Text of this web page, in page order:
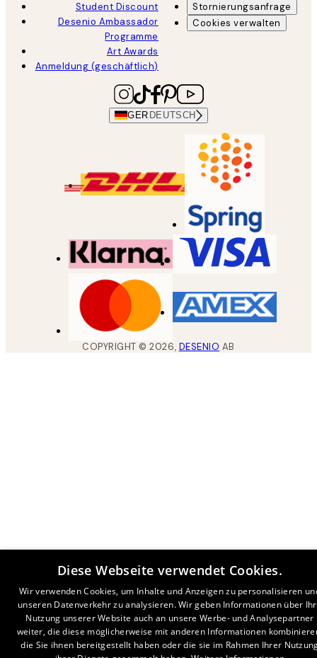
Student Discount
Desenio Ambassador
Programme
Art Awards
Anmeldung (geschäftlich)
Stornierungsanfrage
Cookies verwalten
GER DEUTSCH
COPYRIGHT ©2026, DESENIO AB
Diese Webseite verwendet Cookies.
Wir verwenden Cookies, um Inhalte und Anzeigen zu personalisieren
unseren Datenverkehr zu analysieren. Wir geben Informationen über
Nutzung unserer Website auch an unsere Werbe- und Analysepartner
weiter, die diese möglicherweise mit anderen Informationen
die Sie ihnen bereitgestellt haben oder die sie im Rahmen Ihrer